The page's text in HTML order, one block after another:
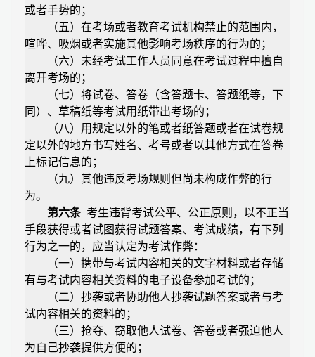
或者手势的；
（五）在考场或者教育考试机构禁止的范围内，
喧哗、吸烟或者实施其他影响考场秩序的行为的；
（六）未经考试工作人员同意在考试过程中擅自
离开考场的；
（七）将试卷、答卷（含答题卡、答题纸等，下
同）、草稿纸等考试用纸带出考场的；
（八）用规定以外的笔或者纸答题或者在试卷规
定以外的地方书写姓名、考号或者以其他方式在答卷
上标记信息的；
（九）其他违反考场规则但尚未构成作弊的行
为。
第六条 考生违背考试公平、公正原则，以不正当
手段获得或者试图获得试题答案、考试成绩，有下列
行为之一的，应当认定为考试作弊：
（一）携带与考试内容相关的文字材料或者存储
有与考试内容相关资料的电子设备参加考试的；
（二）抄袭或者协助他人抄袭试题答案或者与考
试内容相关的资料的；
（三）抢夺、窃取他人试卷、答卷或者强迫他人
为自己抄袭提供方便的；